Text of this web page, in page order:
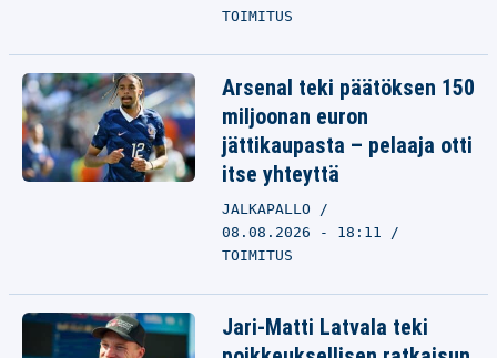
TOIMITUS
Arsenal teki päätöksen 150
miljoonan euron
jättikaupasta – pelaaja otti
itse yhteyttä
JALKAPALLO
08.08.2026 - 18:11
TOIMITUS
Jari-Matti Latvala teki